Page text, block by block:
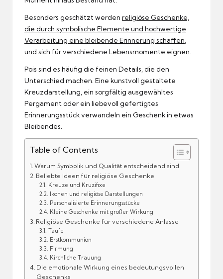
Besonders geschätzt werden religiöse Geschenke,
die durch symbolische Elemente und hochwertige
Verarbeitung eine bleibende Erinnerung schaffen,
und sich für verschiedene Lebensmomente eignen.
Pois sind es häufig die feinen Details, die den
Unterschied machen. Eine kunstvoll gestaltete
Kreuzdarstellung, ein sorgfältig ausgewähltes
Pergament oder ein liebevoll gefertigtes
Erinnerungsstück verwandeln ein Geschenk in etwas
Bleibendes.
Table of Contents
Warum Symbolik und Qualität entscheidend sind
Beliebte Ideen für religiöse Geschenke
Kreuze und Kruzifixe
Ikonen und religiöse Darstellungen
Personalisierte Erinnerungsstücke
Kleine Geschenke mit großer Wirkung
Religiöse Geschenke für verschiedene Anlässe
Taufe
Erstkommunion
Firmung
Kirchliche Trauung
Die emotionale Wirkung eines bedeutungsvollen
Geschenks